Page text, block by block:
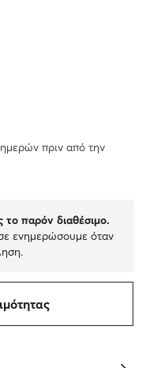
πριν από την
το παρόν διαθέσιμο.
ενημερώσουμε όταν